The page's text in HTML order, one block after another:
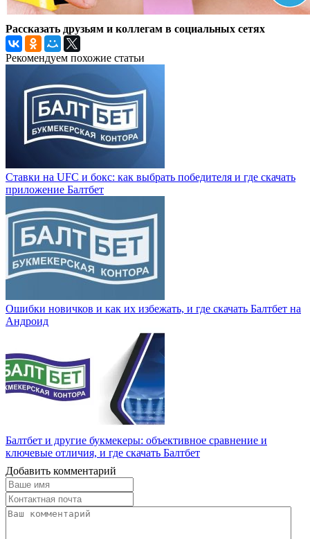
Рассказать друзьям и коллегам в социальных сетях
Рекомендуем похожие статьи
Ставки на UFC и бокс: как выбрать победителя и где скачать
приложение Балтбет
Ошибки новичков и как их избежать, и где скачать Балтбет на
Андроид
Балтбет и другие букмекеры: объективное сравнение и
ключевые отличия, и где скачать Балтбет
Добавить комментарий